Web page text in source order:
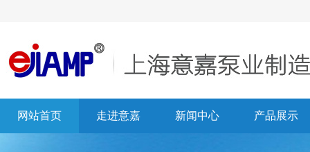
网站首页 走进意嘉 新闻中心 产品展示